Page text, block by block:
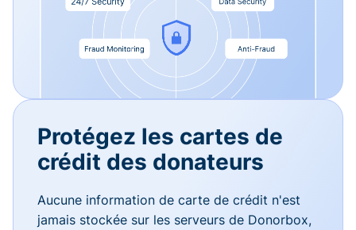
Protégez les cartes de
crédit des donateurs
Aucune information de carte de crédit n'est
jamais stockée sur les serveurs de Donorbox,